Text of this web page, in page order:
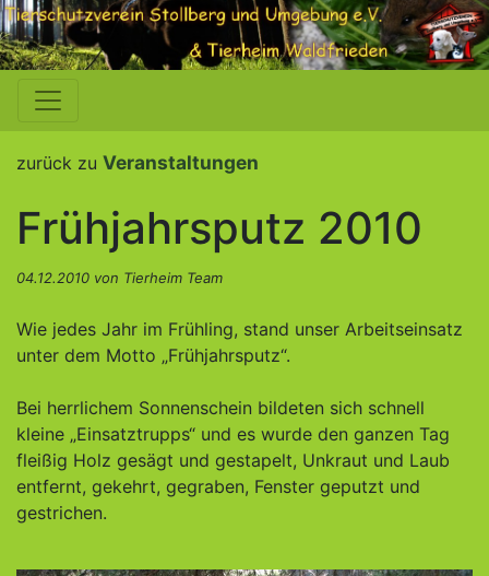
zurück zu Veranstaltungen
Frühjahrsputz 2010
04.12.2010 von Tierheim Team
Wie jedes Jahr im Frühling, stand unser Arbeitseinsatz
unter dem Motto „Frühjahrsputz“.
Bei herrlichem Sonnenschein bildeten sich schnell
kleine „Einsatztrupps“ und es wurde den ganzen Tag
fleißig Holz gesägt und gestapelt, Unkraut und Laub
entfernt, gekehrt, gegraben, Fenster geputzt und
gestrichen.